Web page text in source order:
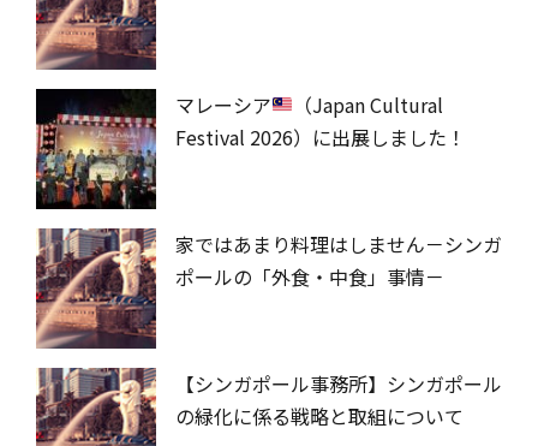
マレーシア
（Japan Cultural
Festival 2026）に出展しました！
家ではあまり料理はしません－シンガ
ポールの「外食・中食」事情－
【シンガポール事務所】シンガポール
の緑化に係る戦略と取組について